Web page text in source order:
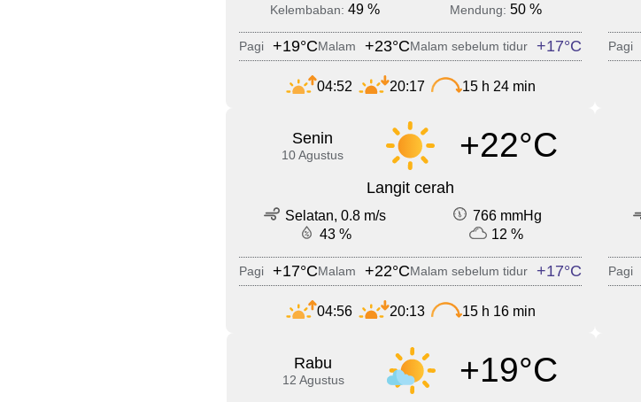
Kelembaban: 49 % Mendung:50 %
Pagi +19°CMalam +23°CMalam sebelum tidur +17°C
04:52 20:17 15 h 24 min
Pagi
Senin
10 Agustus +22°C
Langit cerah
Selatan, 0.8 m/s
766 mmHg
43 %
12 %
Pagi +17°CMalam +22°CMalam sebelum tidur +17°C
04:56 20:13 15 h 16 min
Pagi
Rabu
12 Agustus +19°C